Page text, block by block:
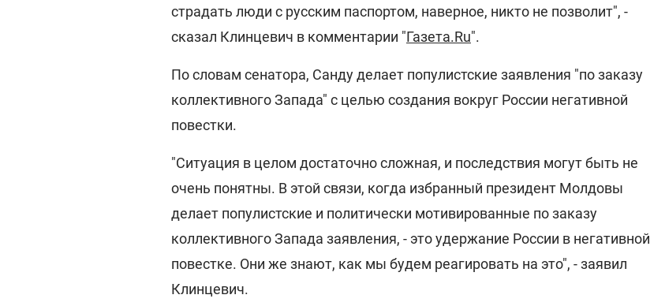
страдать люди с русским паспортом, наверное, никто не позволит", -
сказал Клинцевич в комментарии "Газета.Ru".
По словам сенатора, Санду делает популистские заявления "по заказу
коллективного Запада" с целью создания вокруг России негативной
повестки.
"Ситуация в целом достаточно сложная, и последствия могут быть не
очень понятны. В этой связи, когда избранный президент Молдовы
делает популистские и политически мотивированные по заказу
коллективного Запада заявления, - это удержание России в негативной
повестке. Они же знают, как мы будем реагировать на это", - заявил
Клинцевич.